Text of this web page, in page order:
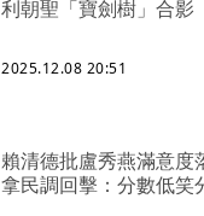
利朝聖「寶劍樹」合影
2025.12.08 20:51
賴清德批盧秀燕滿意
拿民調回擊：分數低笑